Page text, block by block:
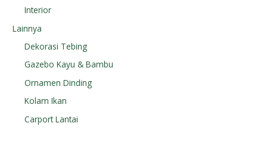
Interior
Lainnya
Dekorasi Tebing
Gazebo Kayu & Bambu
Ornamen Dinding
Kolam Ikan
Carport Lantai